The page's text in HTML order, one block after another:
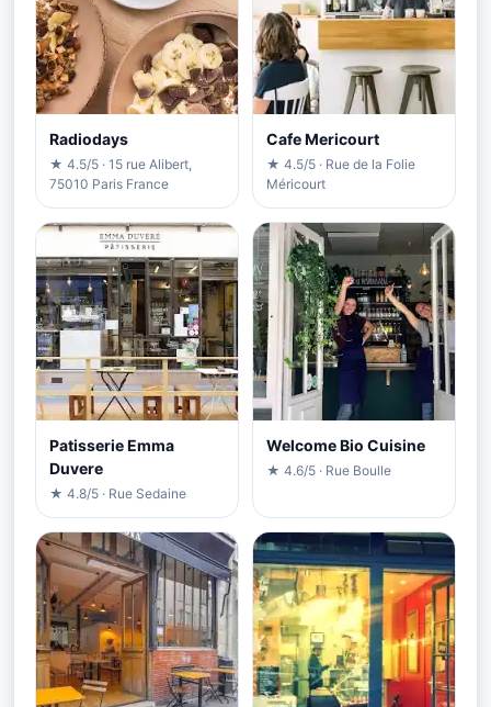
Radiodays
★ 4.5/5 · 15 rue Alibert,
75010 Paris France
Cafe Mericourt
★ 4.5/5 · Rue de la Folie
Méricourt
Patisserie Emma
Duvere
★ 4.8/5 · Rue Sedaine
Welcome Bio Cuisine
★ 4.6/5 · Rue Boulle